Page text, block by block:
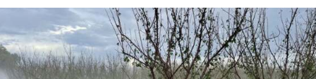
Nyírségben tojás méretű jégdarabok hullottak.